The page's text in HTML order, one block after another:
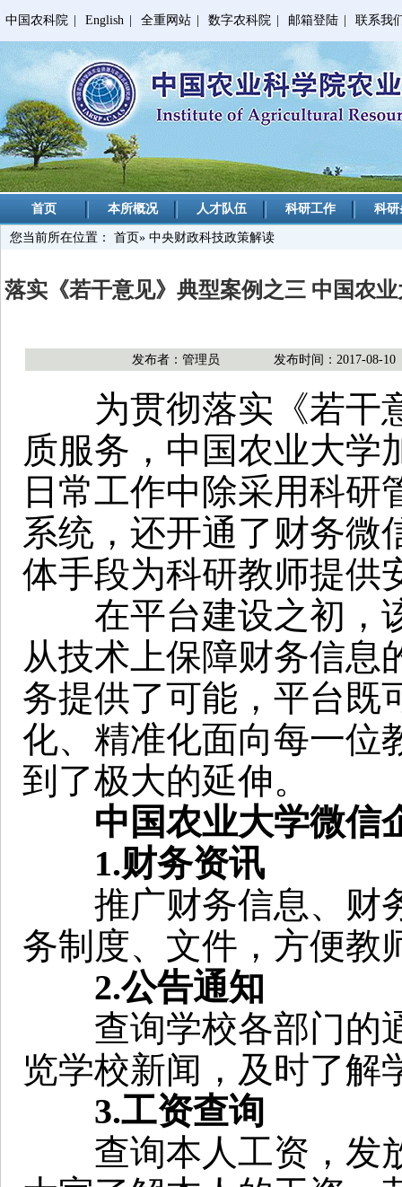
中国农科院 English 全重网站 数字农科院 邮箱登陆 联系我
首页 本所概况 人才队伍 科研工作 科
您当前所在位置： 首页» 中央财政科技政策解读
落实《若干意见》典型案例之三 中国农
发布者：管理员 发布时间：2017-08-10
为贯彻落实《若干
质服务，中国农业大学
日常工作中除采用科研
系统，还开通了财务微
体手段为科研教师提供
在平台建设之初，
从技术上保障财务信息
务提供了可能，平台既
化、精准化面向每一位
到了极大的延伸。
中国农业大学微信
1.财务资讯
推广财务信息、财
务制度、文件，方便教
2.公告通知
查询学校各部门的
览学校新闻，及时了解
3.工资查询
查询本人工资，发